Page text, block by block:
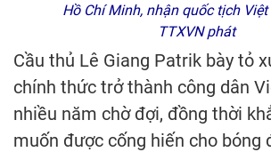
Hồ Chí Minh, nhận quốc tịch
TTXVN phát
Cầu thủ Lê Giang Patrik bày tỏ
chính thức trở thành công dân
nhiều năm chờ đợi, đồng thời
muốn được cống hiến cho bóng